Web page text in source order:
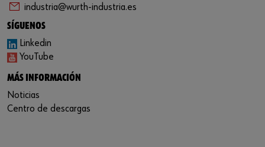
industria@wurth-industria.es
SÍGUENOS
Linkedin
YouTube
MÁS INFORMACIÓN
Noticias
Centro de descargas